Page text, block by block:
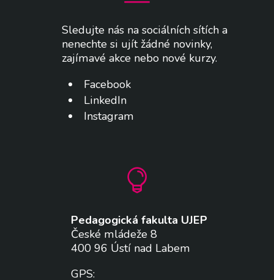
Sledujte nás na sociálních sítích a
nenechte si ujít žádné novinky,
zajímavé akce nebo nové kurzy.
Facebook
LinkedIn
Instagram

Pedagogická fakulta UJEP
České mládeže 8
400 96 Ústí nad Labem
GPS: